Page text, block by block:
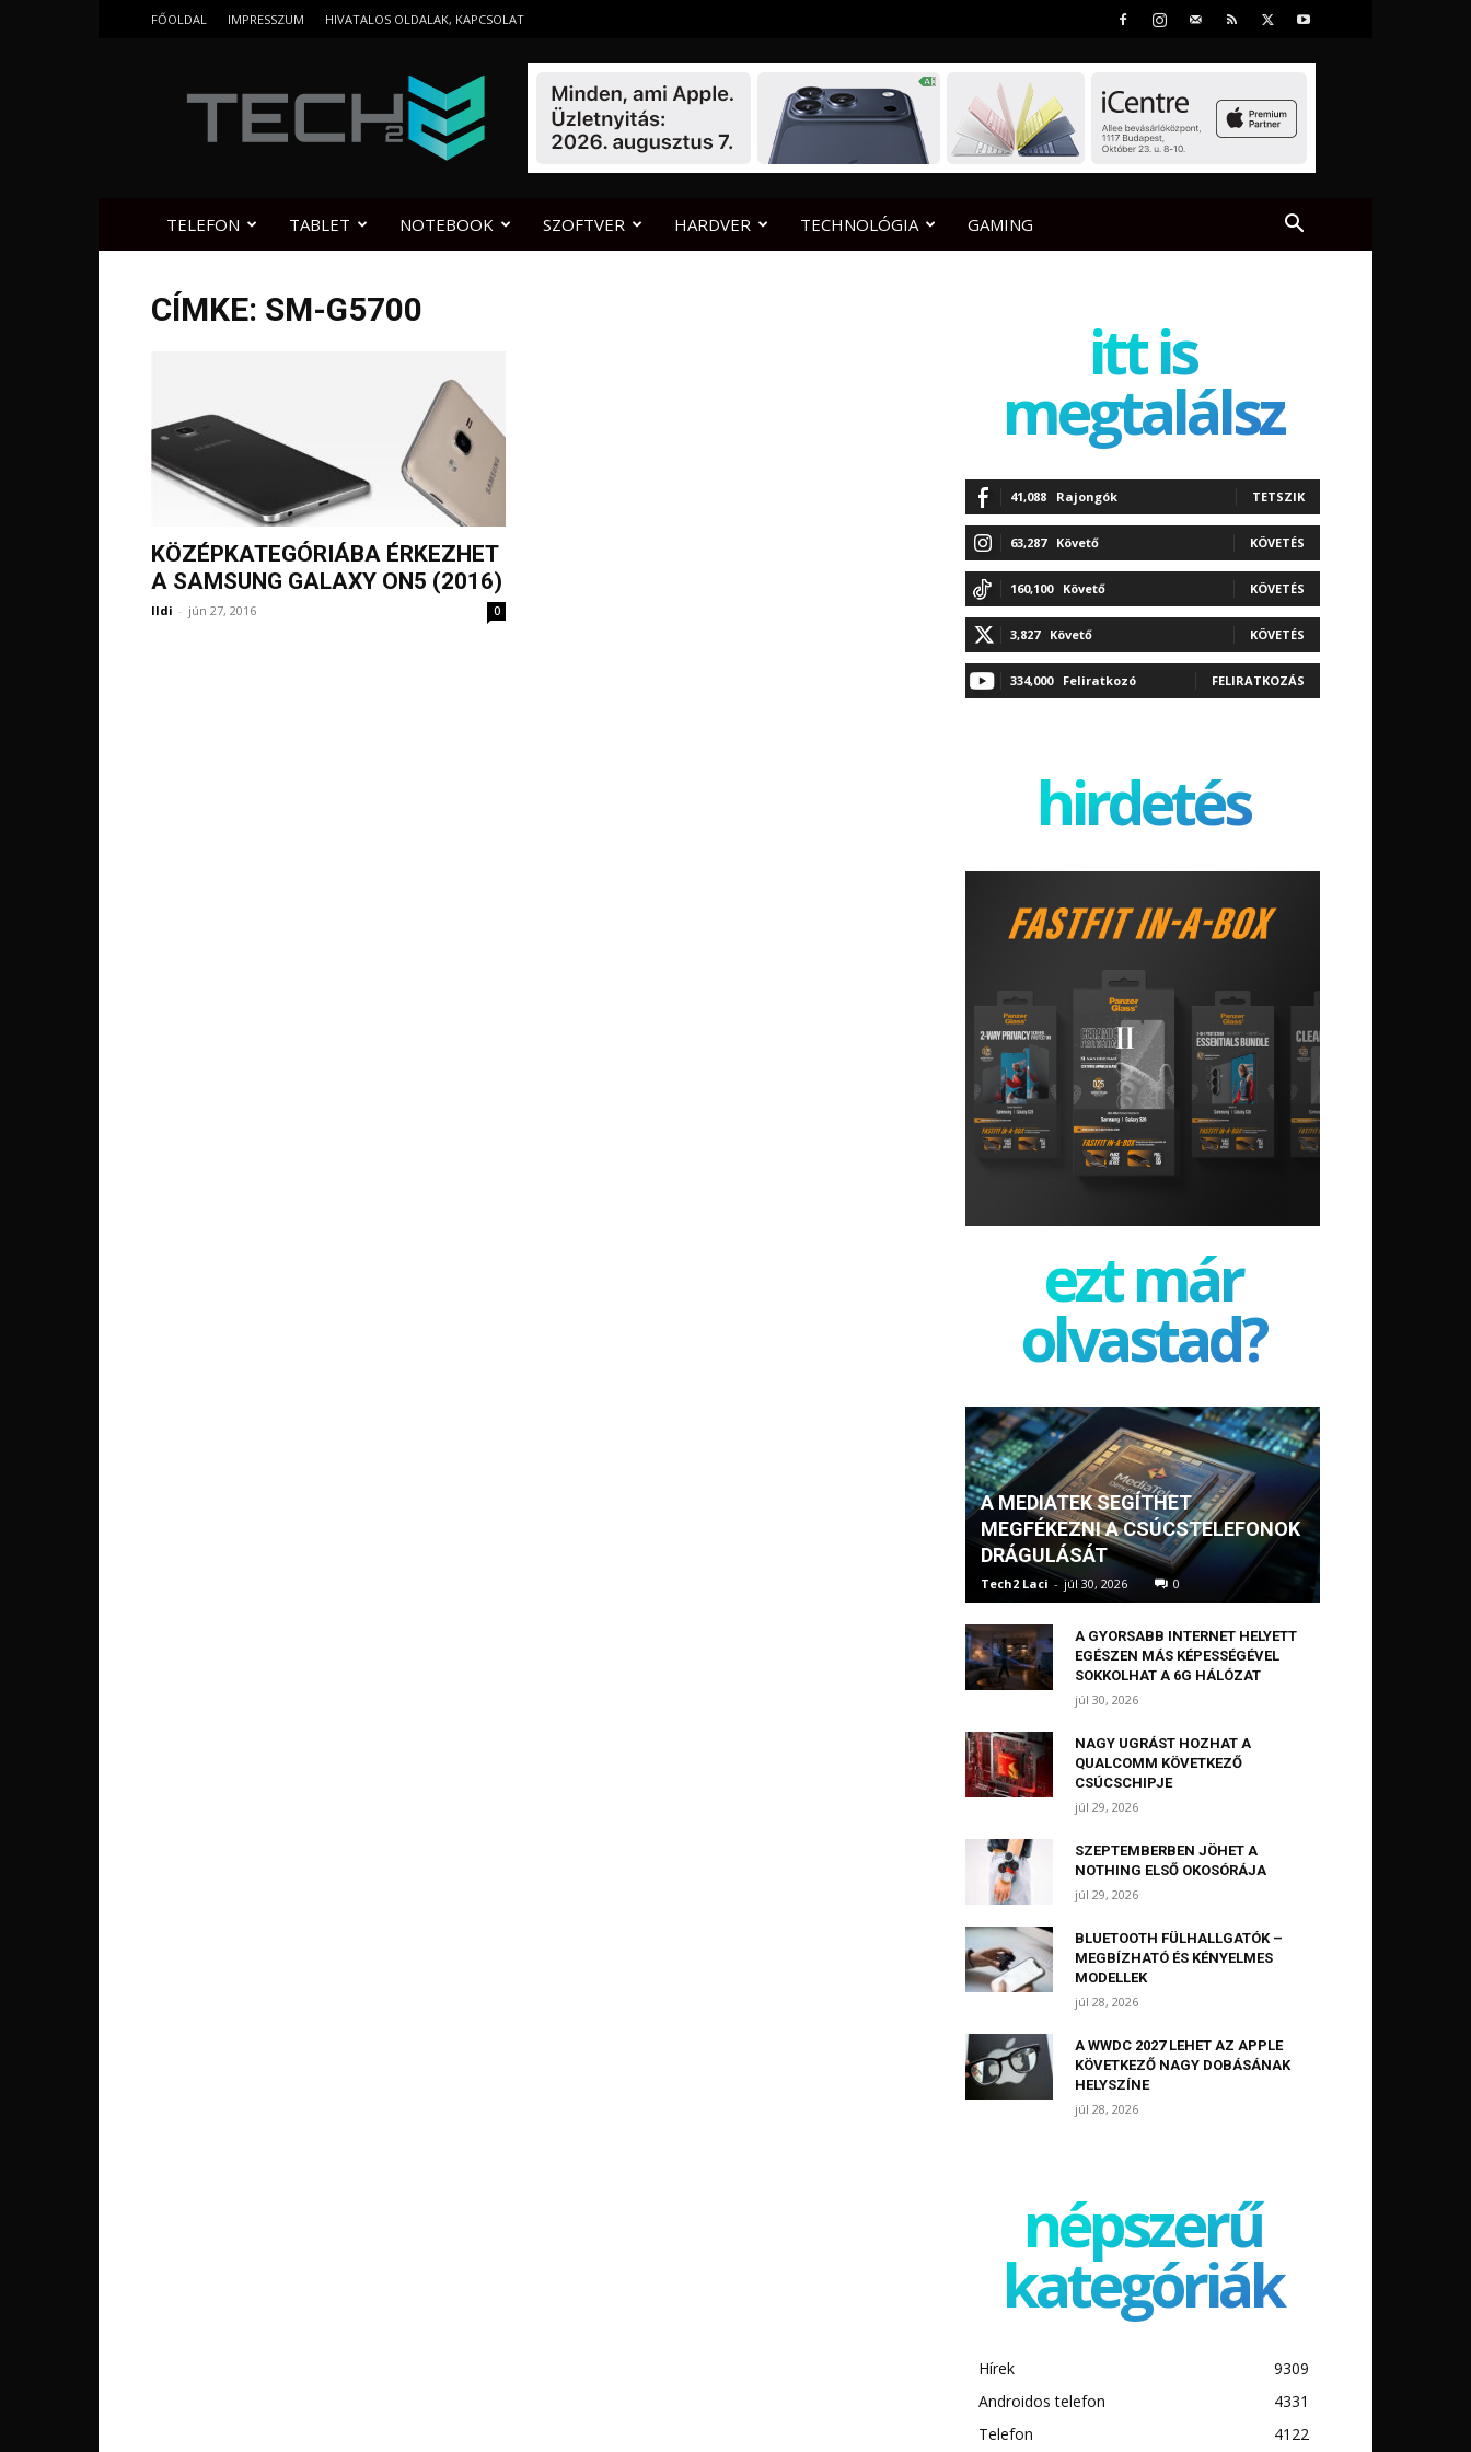
FŐOLDAL IMPRESSZUM HIVATALOS OLDALAK, KAPCSOLAT
TELEFON TABLET NOTEBOOK SZOFTVER HARDVER TECHNOLÓGIA GAMING
CÍMKE: SM-G5700
KÖZÉPKATEGÓRIÁBA ÉRKEZHET
A SAMSUNG GALAXY ON5 (2016)
Ildi - jún 27, 2016 0
itt is
megtalálsz
41,088 Rajongók TETSZIK
63,287 Követő KÖVETÉS
160,100 Követő KÖVETÉS
3,827 Követő KÖVETÉS
334,000 Feliratkozó FELIRATKOZÁS
hirdetés
ezt már
olvastad?
A MEDIATEK SEGÍTHET
MEGFÉKEZNI A CSÚCSTELEFONOK
DRÁGULÁSÁT
Tech2 Laci - júl 30, 2026 0
A GYORSABB INTERNET HELYETT
EGÉSZEN MÁS KÉPESSÉGÉVEL
SOKKOLHAT A 6G HÁLÓZAT
júl 30, 2026
NAGY UGRÁST HOZHAT A
QUALCOMM KÖVETKEZŐ
CSÚCSCHIPJE
júl 29, 2026
SZEPTEMBERBEN JÖHET A
NOTHING ELSŐ OKOSÓRÁJA
júl 29, 2026
BLUETOOTH FÜLHALLGATÓK –
MEGBÍZHATÓ ÉS KÉNYELMES
MODELLEK
júl 28, 2026
A WWDC 2027 LEHET AZ APPLE
KÖVETKEZŐ NAGY DOBÁSÁNAK
HELYSZÍNE
júl 28, 2026
népszerű
kategóriák
Hírek
9309
Androidos telefon
4331
Telefon
4122